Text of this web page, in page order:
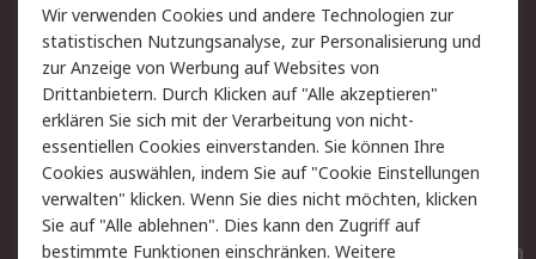
Rücksendungen
Kontakt
Hilfe
Privatkunden
Rechtliches
AGB
Datenschutz
Cookie-Richtlinie
Zahlungsbedingungen
Copyright/Impressum
Entsorgung
Elektrogeräte/Batterien
Wir verwenden Cookies und andere Technologien zur
statistischen Nutzungsanalyse, zur Personalisierung und
zur Anzeige von Werbung auf Websites von
Drittanbietern. Durch Klicken auf "Alle akzeptieren"
erklären Sie sich mit der Verarbeitung von nicht-
essentiellen Cookies einverstanden. Sie können Ihre
Cookies auswählen, indem Sie auf "Cookie Einstellungen
verwalten" klicken. Wenn Sie dies nicht möchten, klicken
Sie auf "Alle ablehnen". Dies kann den Zugriff auf
bestimmte Funktionen einschränken. Weitere